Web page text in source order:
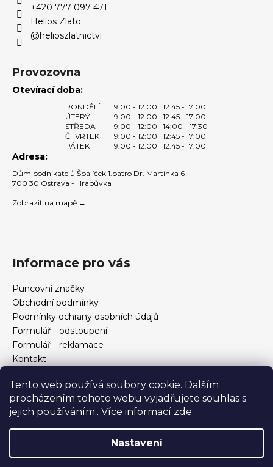
Tento web používá soubory cookie. Dalším
procházením tohoto webu vyjadřujete souhlas s
jejich používáním.. Více informací zde.
Nastavení
+420 777 097 471
Helios Zlato
@helioszlatnictvi
Provozovna
Otevírací doba:
PONDĚLÍ 9:00 - 12:00
12:45 - 17:00
ÚTERÝ
9:00 - 12:00
12:45 - 17:00
STŘEDA
9:00 - 12:00
14:00 - 17:30
ČTVRTEK
9:00 - 12:00
12:45 - 17:00
PÁTEK
9:00 - 12:00 12:45 - 17:00
Adresa:
Dům podnikatelů Špalíček 1.patro Dr. Martínka 6
700 30 Ostrava - Hrabůvka
Zobrazit na mapě →
Informace pro vás
Puncovní značky
Obchodní podmínky
Podmínky ochrany osobních údajů
Formulář - odstoupení
Formulář - reklamace
Kontakt
Jak vybrat šperky?
Formulář pro vrácení, výměnu, reklamaci a odstoupení od
smlouvy